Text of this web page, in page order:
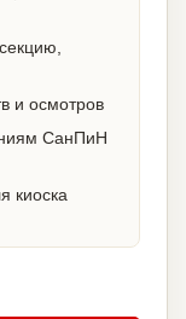
и осмотров
СанПиН
киоска